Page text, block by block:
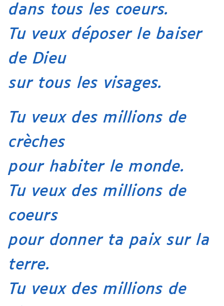
dans tous les coeurs.
Tu veux déposer le baiser
de Dieu
sur tous les visages.
Tu veux des millions de
crèches
pour habiter le monde.
Tu veux des millions de
coeurs
pour donner ta paix sur la
terre.
Tu veux des millions de